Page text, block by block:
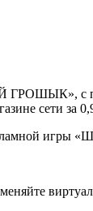
«МОЙ
сети за